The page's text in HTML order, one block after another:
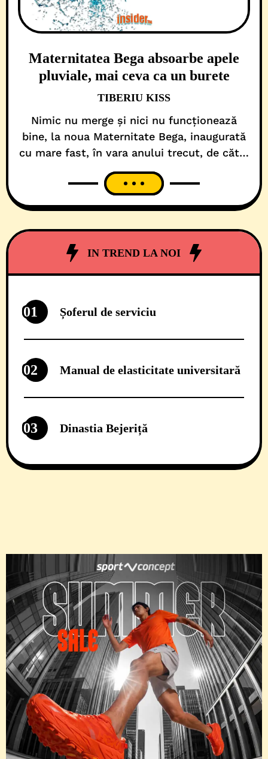
Maternitatea Bega absoarbe apele
pluviale, mai ceva ca un burete
TIBERIU KISS
Nimic nu merge și nici nu funcționează
bine, la noua Maternitate Bega, inaugurată
cu mare fast, în vara anului trecut, de către
Consiliul Judetean Timiș! Construcția a
fost finanțată din fonduri europene, de
Ungaria. În final, costurile totale au ajuns la
aproape 20 milioane de
IN TREND LA NOI
01 Șoferul de serviciu
02 Manual de elasticitate universitară
03 Dinastia Bejeriță